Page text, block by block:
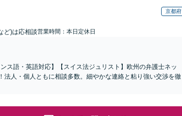
京都府
ど)は応相談営業時間：本日定休日
ス語・英語対応】【スイス法ジュリスト】欧州の弁護士ネッ
法人・個人ともに相談多数。細やかな連絡と粘り強い交渉を徹